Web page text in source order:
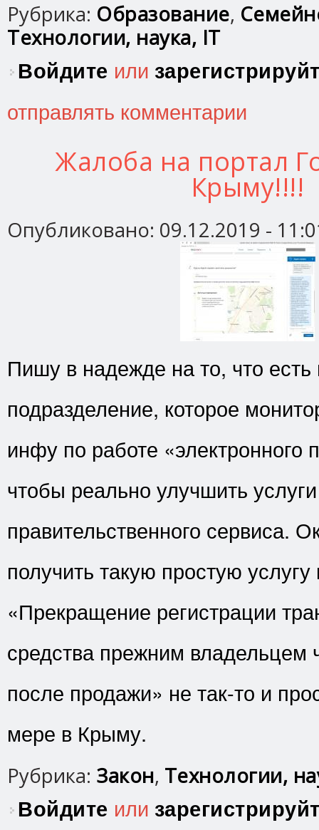
Рубрика: Образование,
Технологии, наука, IT
Войдите или
отправлять комментарии
Жалоба на портал
Крыму!!!!
Опубликовано: 09.12.2019 -
Пишу в надежде на то, что есть
подразделение, которое
инфу по работе «электронного
чтобы реально улучшить
правительственного сервиса.
получить такую простую услугу
«Прекращение регистрации
средства прежним владельцем
после продажи» не так-то и
мере в Крыму.
Рубрика: Закон, Технологии,
Войдите или